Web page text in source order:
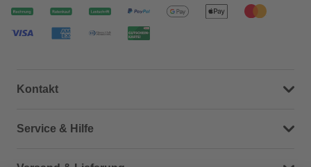
Kontakt
Dein Kontakt zu uns
Service & Hilfe